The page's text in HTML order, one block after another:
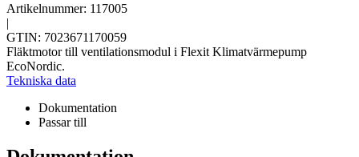
Artikelnummer: 117005
|
GTIN: 7023671170059
Fläktmotor till ventilationsmodul i Flexit Klimatvärmepump
EcoNordic.
Tekniska data
Dokumentation
Passar till